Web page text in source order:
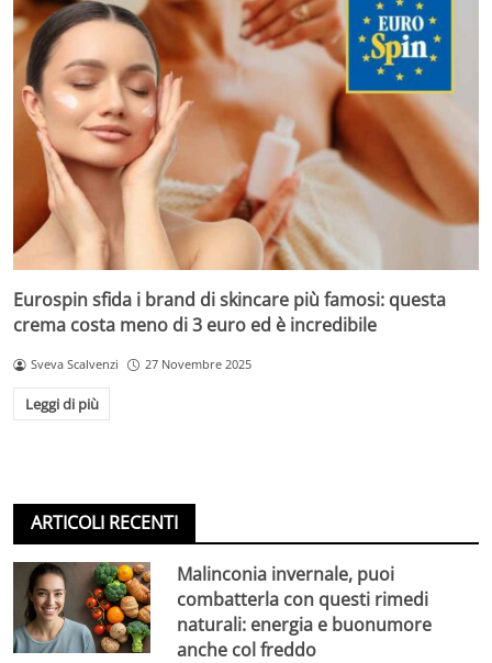
Eurospin sfida i brand di skincare più famosi: questa
crema costa meno di 3 euro ed è incredibile
Sveva Scalvenzi 27 Novembre 2025
Leggi di più
ARTICOLI RECENTI
Malinconia invernale, puoi
combatterla con questi rimedi
naturali: energia e buonumore
anche col freddo